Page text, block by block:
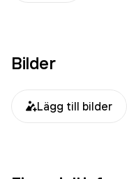
Bilder
Lägg till bilder